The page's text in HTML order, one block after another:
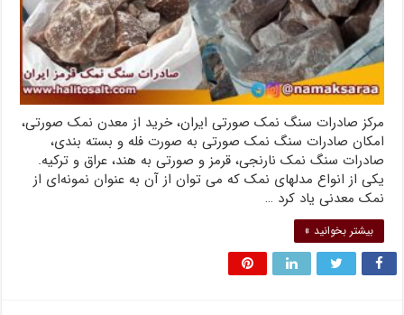
مرکز صادرات سنگ نمک صورتی ایران، خرید از معدن نمک صورتی،
امکان صادرات سنگ نمک صورتی به صورت فله و بسته بندی،
صادرات سنگ نمک نارنجی، قرمز و صورتی به هند، عراق و ترکیه.
یکی از انواع مدلهای نمک که می توان از آن به عنوان نمونه‌ای از
نمک معدنی یاد کرد …
بیشتر بخوانید »